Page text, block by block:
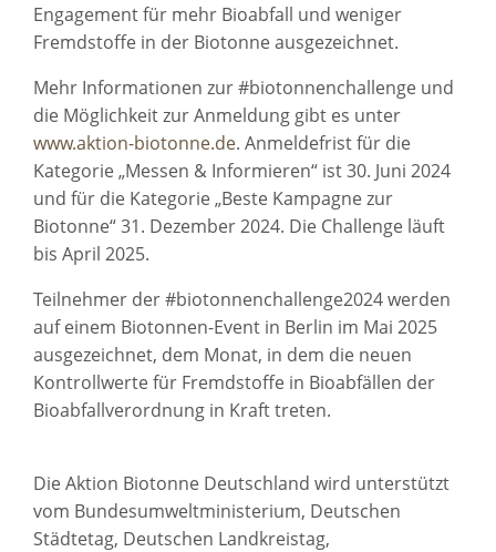
Engagement für mehr Bioabfall und weniger
Fremdstoffe in der Biotonne ausgezeichnet.
Mehr Informationen zur #biotonnenchallenge und
die Möglichkeit zur Anmeldung gibt es unter
www.aktion-biotonne.de. Anmeldefrist für die
Kategorie „Messen & Informieren“ ist 30. Juni 2024
und für die Kategorie „Beste Kampagne zur
Biotonne“ 31. Dezember 2024. Die Challenge läuft
bis April 2025.
Teilnehmer der #biotonnenchallenge2024 werden
auf einem Biotonnen-Event in Berlin im Mai 2025
ausgezeichnet, dem Monat, in dem die neuen
Kontrollwerte für Fremdstoffe in Bioabfällen der
Bioabfallverordnung in Kraft treten.
Die Aktion Biotonne Deutschland wird unterstützt
vom Bundesumweltministerium, Deutschen
Städtetag, Deutschen Landkreistag,